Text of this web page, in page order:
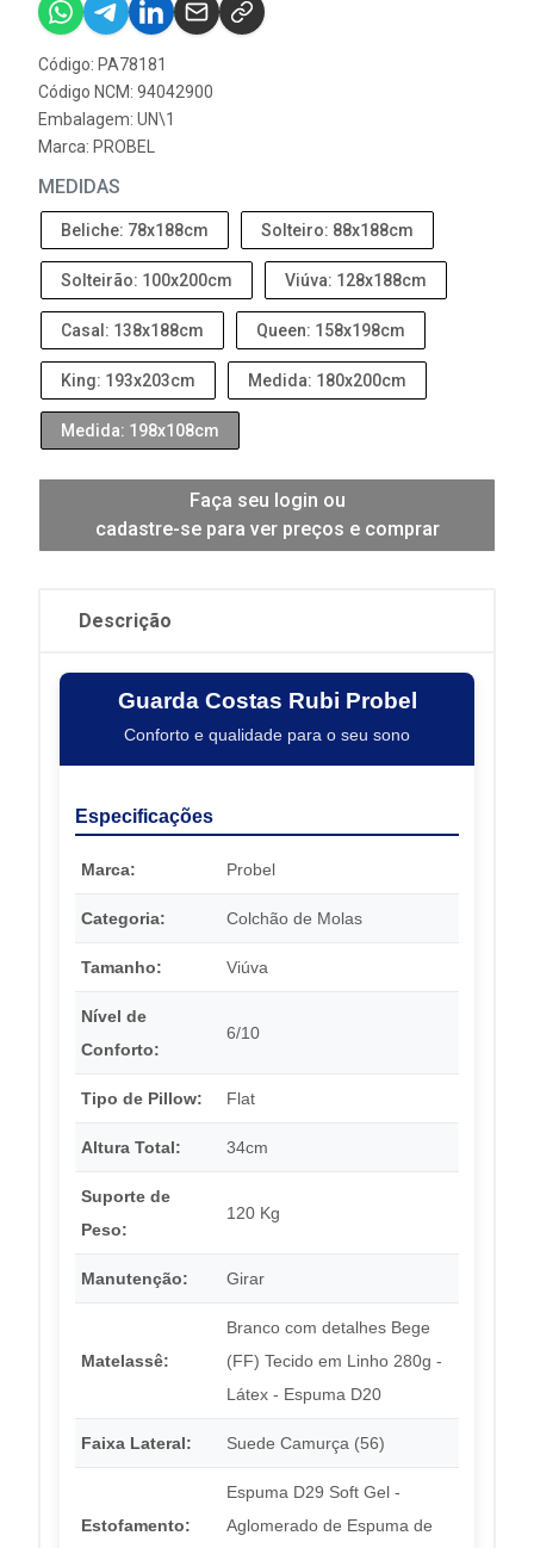
Código: PA78181
Código NCM: 94042900
Embalagem: UN\1
Marca: PROBEL
MEDIDAS
Beliche: 78x188cm Solteiro: 88x188cm
Solteirão: 100x200cm Viúva: 128x188cm
Casal: 138x188cm Queen: 158x198cm
King: 193x203cm Medida: 180x200cm
Medida: 198x108cm
Faça seu login ou
cadastre-se para ver preços e comprar
Descrição
Guarda Costas Rubi Probel
Conforto e qualidade para o seu sono
Especificações
Marca: Probel
Categoria: Colchão de Molas
Tamanho: Viúva
Nível de
Conforto:
6/10
Tipo de Pillow: Flat
Altura Total: 34cm
Suporte de
Peso:
120 Kg
Manutenção: Girar
Matelassê:
Branco com detalhes Bege
(FF) Tecido em Linho 280g -
Látex - Espuma D20
Faixa Lateral: Suede Camurça (56)
Estofamento:
Espuma D29 Soft Gel -
Aglomerado de Espuma de